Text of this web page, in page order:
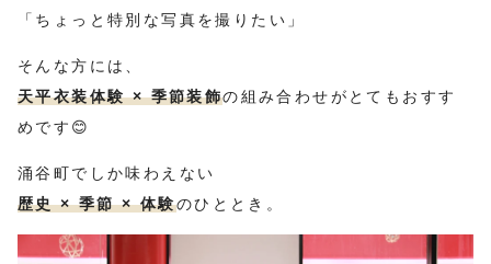
「ちょっと特別な写真を撮りたい」
そんな方には、
天平衣装体験 × 季節装飾の組み合わせがとてもおすす
めです😊
涌谷町でしか味わえない
歴史 × 季節 × 体験のひととき。